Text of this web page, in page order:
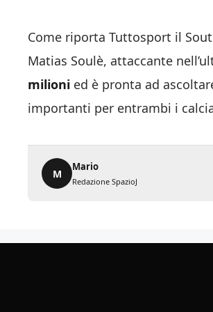
Come riporta Tuttosport il
Matias Soulè, attaccante
milioni ed è pronta ad
importanti per entrambi i
M
Mario
Redazione SpazioJ